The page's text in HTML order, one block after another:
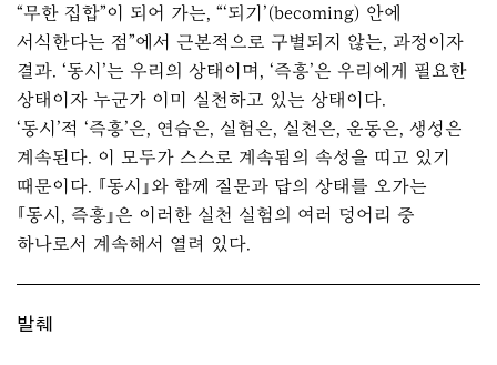
“무한 집합”이 되어 가는, “‘되기’(becoming) 안에
서식한다는 점”에서 근본적으로 구별되지 않는, 과정이자
결과. ‘동시’는 우리의 상태이며, ‘즉흥’은 우리에게 필요한
상태이자 누군가 이미 실천하고 있는 상태이다.
‘동시’적 ‘즉흥’은, 연습은, 실험은, 실천은, 운동은, 생성은
계속된다. 이 모두가 스스로 계속됨의 속성을 띠고 있기
때문이다. 『동시』와 함께 질문과 답의 상태를 오가는
『동시, 즉흥』은 이러한 실천 실험의 여러 덩어리 중
하나로서 계속해서 열려 있다.
발췌